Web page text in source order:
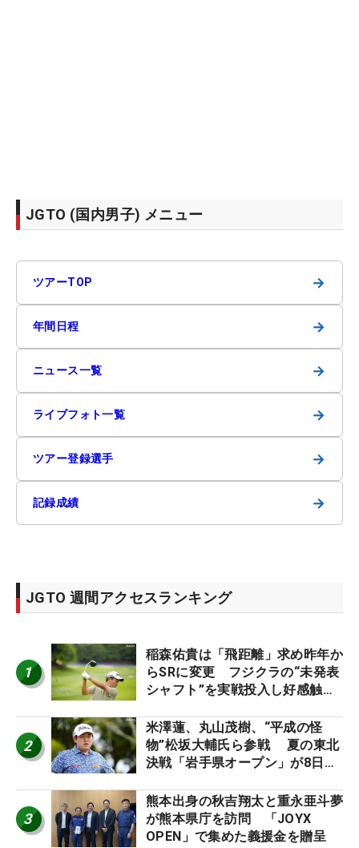
JGTO (国内男子) メニュー
ツアーTOP →
年間日程 →
ニュース一覧 →
ライブフォト一覧 →
ツアー登録選手 →
記録成績 →
JGTO 週間アクセスランキング
1
稲森佑貴は「飛距離」求め昨年か
らSRに変更 フジクラの“未発表
シャフト”を実戦投入し好感触
ーのヒトネタ！】
2
米澤蓮、丸山茂樹、“平成の怪
物”松坂大輔氏ら参戦 夏の東北
決戦「岩手県オープン」が8日開
3
熊本出身の秋吉翔太と重永亜斗夢
が熊本県庁を訪問 「JOYX
OPEN」で集めた義援金を贈呈